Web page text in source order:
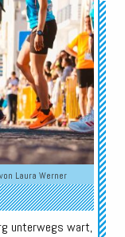
Audio-
Player
Laura Werner
unterwegs wart,